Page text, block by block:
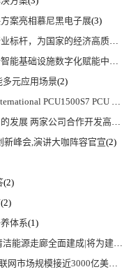
案亮相慕尼黑电子展(3)
大力量|上海电气集团党委书记、董事长吴磊来访
基础设施数字化赋能中心
多元应用场景(2)
PCU 1500 S7 V4.5.0
和太阳能组串式逆变器方案 以实现可持续的未来
新峰会,演讲大咖阵容官宣(2)
(2)
(2)
体系(1)
、保障国家能源安全、实现“双碳”目标提供有力支撑
工厂、智慧城市、智慧电网等将占60%以上